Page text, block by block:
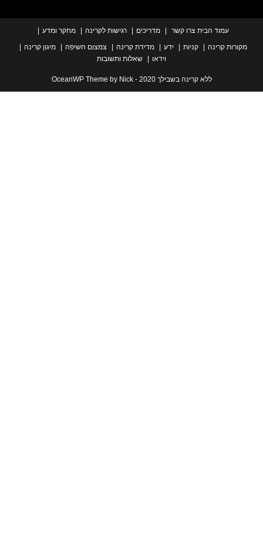
עמוד הבית צרו קשר מדריכים רגישות לקרינה
מחקר ומדע
קרינה
קניות ידע מדידת קרינה צמצום חשיפה
מיגון קרינה
שאלות ותשובות
ללא קרינה בשבילך 2020 - OceanWP Theme by Nick